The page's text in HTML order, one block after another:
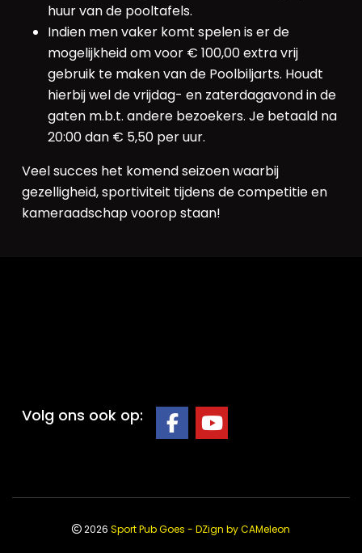
huur van de pooltafels.
Indien men vaker komt spelen is er de
mogelijkheid om voor € 100,00 extra vrij
gebruik te maken van de Poolbiljarts. Houdt
hierbij wel de vrijdag- en zaterdagavond in de
gaten m.b.t. andere bezoekers. Je betaald na
20:00 dan € 5,50 per uur.
Veel succes het komend seizoen waarbij
gezelligheid, sportiviteit tijdens de competitie en
kameraadschap voorop staan!
Volg ons ook op:
2026 Sport Pub Goes - DZign by CAMeleon